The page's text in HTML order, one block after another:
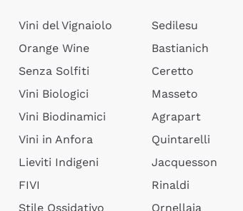
Vini del Vignaiolo
Orange Wine
Senza Solfiti
Vini Biologici
Vini Biodinamici
Vini in Anfora
Lieviti Indigeni
FIVI
Stile Ossidativo
Sedilesu
Bastianich
Ceretto
Masseto
Agrapart
Quintarelli
Jacquesson
Rinaldi
Ornellaia